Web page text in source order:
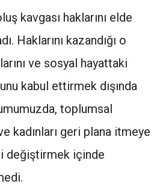
kavgası haklarını elde
Haklarını kazandığı o
ve sosyal hayattaki
kabul ettirmek dışında
toplumsal
kadınları geri plana itmeye
değiştirmek içinde